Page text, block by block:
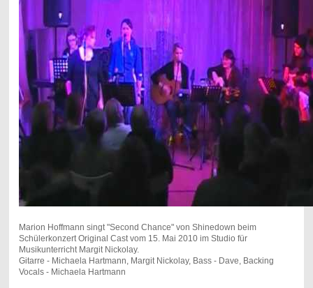
Marion Hoffmann singt "Second Chance" von Shinedown beim
Schülerkonzert Original Cast vom 15. Mai 2010 im Studio für
Musikunterricht Margit Nickolay.
Gitarre - Michaela Hartmann, Margit Nickolay, Bass - Dave, Backing
Vocals - Michaela Hartmann